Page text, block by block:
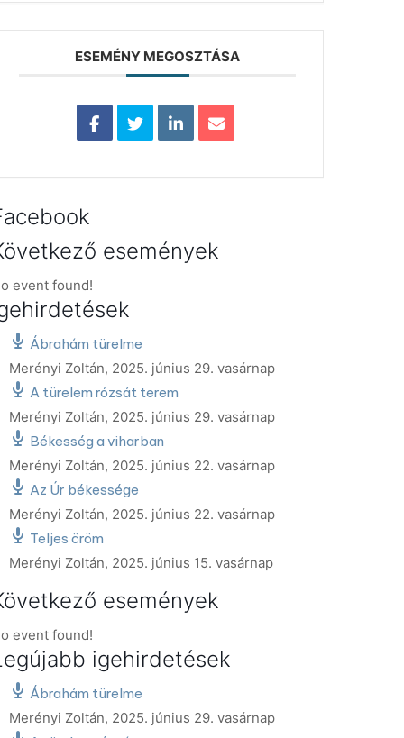
ESEMÉNY MEGOSZTÁSA
események
event found!
Ábrahám türelme
Merényi Zoltán, 2025. június 29. vasárnap
A türelem rózsát terem
Merényi Zoltán, 2025. június 29. vasárnap
Békesség a viharban
Merényi Zoltán, 2025. június 22. vasárnap
Az Úr békessége
Merényi Zoltán, 2025. június 22. vasárnap
Teljes öröm
Merényi Zoltán, 2025. június 15. vasárnap
események
event found!
igehirdetések
Ábrahám türelme
Merényi Zoltán, 2025. június 29. vasárnap